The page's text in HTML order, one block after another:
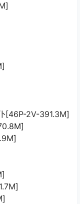
[46P-2V-391.3M]